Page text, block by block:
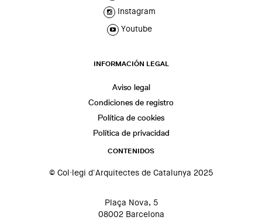
Instagram
Youtube
INFORMACIÓN LEGAL
Aviso legal
Condiciones de registro
Política de cookies
Política de privacidad
CONTENIDOS
© Col·legi d'Arquitectes de Catalunya 2025
Plaça Nova, 5
08002 Barcelona